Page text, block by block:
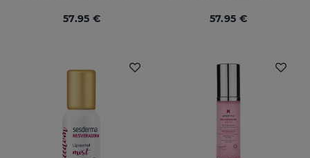
57.95 € 57.95 €